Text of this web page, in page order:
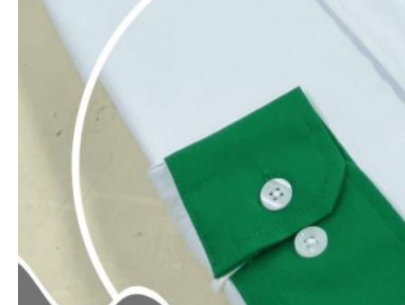
Đồng phục Mitu nhận thêu logo sắc nét theo yêu
cầu của khách hàng.
Máy thêu đời mới nhất hãng Tajima, thêu sắc nét
ngay cả chi tiết nhỏ.
Chỉ thêu xuất khẩu, bền, không phai màu, đa dạng
với hơn 2000 màu chỉ thêu.
Một số vị trí thêu logo áo sơ